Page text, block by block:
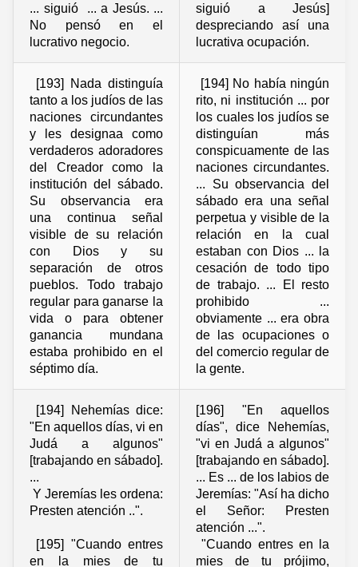
... siguió ... a Jesús. ...
No pensó en el
lucrativo negocio.
siguió a Jesús]
despreciando así una
lucrativa ocupación.
[193] Nada distinguía
tanto a los judíos de las
naciones circundantes
y les designaa como
verdaderos adoradores
del Creador como la
institución del sábado.
Su observancia era
una continua señal
visible de su relación
con Dios y su
separación de otros
pueblos. Todo trabajo
regular para ganarse la
vida o para obtener
ganancia mundana
estaba prohibido en el
séptimo día.
[194] No había ningún
rito, ni institución ... por
los cuales los judíos se
distinguían más
conspicuamente de las
naciones circundantes.
... Su observancia del
sábado era una señal
perpetua y visible de la
relación en la cual
estaban con Dios ... la
cesación de todo tipo
de trabajo. ... El resto
prohibido ...
obviamente ... era obra
de las ocupaciones o
del comercio regular de
la gente.
[194] Nehemías dice:
"En aquellos días, vi en
Judá a algunos"
[trabajando en sábado].
...
Y Jeremías les ordena:
Presten atención ..".
[195] "Cuando entres
en la mies de tu
[196] "En aquellos
días", dice Nehemías,
"vi en Judá a algunos"
[trabajando en sábado].
... Es ... de los labios de
Jeremías: "Así ha dicho
el Señor: Presten
atención ...".
"Cuando entres en la
mies de tu prójimo,